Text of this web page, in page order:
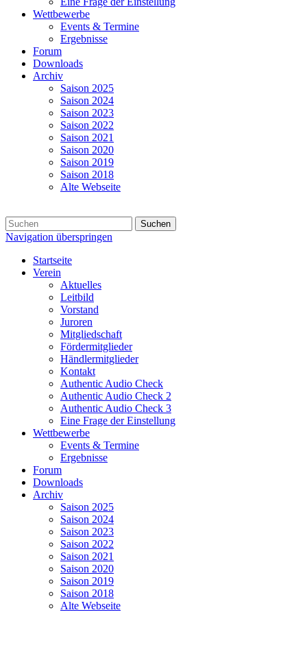
Wettbewerbe
Events & Termine
Ergebnisse
Forum
Downloads
Archiv
Saison 2025
Saison 2024
Saison 2023
Saison 2022
Saison 2021
Saison 2020
Saison 2019
Saison 2018
Alte Webseite
Suchen
Navigation überspringen
Startseite
Verein
Aktuelles
Leitbild
Vorstand
Juroren
Mitgliedschaft
Fördermitglieder
Händlermitglieder
Kontakt
Authentic Audio Check
Authentic Audio Check 2
Authentic Audio Check 3
Eine Frage der Einstellung
Wettbewerbe
Events & Termine
Ergebnisse
Forum
Downloads
Archiv
Saison 2025
Saison 2024
Saison 2023
Saison 2022
Saison 2021
Saison 2020
Saison 2019
Saison 2018
Alte Webseite